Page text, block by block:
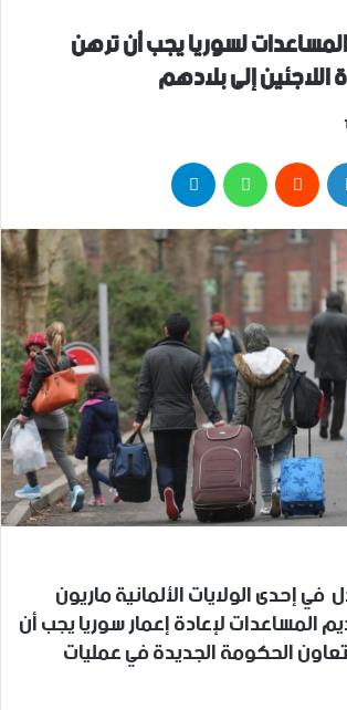
لسوريا يجب أن ترهن
اللاجئين إلى بلادهم
لينكدإن واتساب
في إحدى الولايات الألمانية ماريون
المساعدات لإعادة إعمار سوريا يجب أن
الحكومة الجديدة في عمليات